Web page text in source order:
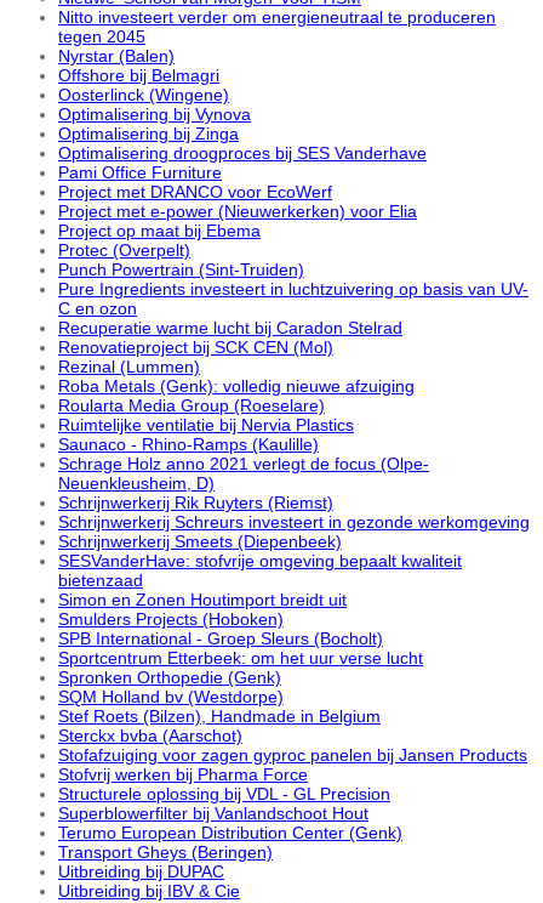
Nitto investeert verder om energieneutraal te produceren
tegen 2045
Nyrstar (Balen)
Offshore bij Belmagri
Oosterlinck (Wingene)
Optimalisering bij Vynova
Optimalisering bij Zinga
Optimalisering droogproces bij SES Vanderhave
Pami Office Furniture
Project met DRANCO voor EcoWerf
Project met e-power (Nieuwerkerken) voor Elia
Project op maat bij Ebema
Protec (Overpelt)
Punch Powertrain (Sint-Truiden)
Pure Ingredients investeert in luchtzuivering op basis van UV-
C en ozon
Recuperatie warme lucht bij Caradon Stelrad
Renovatieproject bij SCK CEN (Mol)
Rezinal (Lummen)
Roba Metals (Genk): volledig nieuwe afzuiging
Roularta Media Group (Roeselare)
Ruimtelijke ventilatie bij Nervia Plastics
Saunaco - Rhino-Ramps (Kaulille)
Schrage Holz anno 2021 verlegt de focus (Olpe-
Neuenkleusheim, D)
Schrijnwerkerij Rik Ruyters (Riemst)
Schrijnwerkerij Schreurs investeert in gezonde werkomgeving
Schrijnwerkerij Smeets (Diepenbeek)
SESVanderHave: stofvrije omgeving bepaalt kwaliteit
bietenzaad
Simon en Zonen Houtimport breidt uit
Smulders Projects (Hoboken)
SPB International - Groep Sleurs (Bocholt)
Sportcentrum Etterbeek: om het uur verse lucht
Spronken Orthopedie (Genk)
SQM Holland bv (Westdorpe)
Stef Roets (Bilzen), Handmade in Belgium
Sterckx bvba (Aarschot)
Stofafzuiging voor zagen gyproc panelen bij Jansen Products
Stofvrij werken bij Pharma Force
Structurele oplossing bij VDL - GL Precision
Superblowerfilter bij Vanlandschoot Hout
Terumo European Distribution Center (Genk)
Transport Gheys (Beringen)
Uitbreiding bij DUPAC
Uitbreiding bij IBV & Cie